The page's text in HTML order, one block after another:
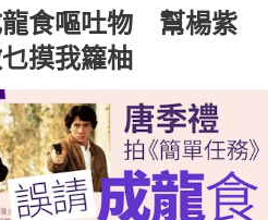
龍食嘔吐物 幫楊紫
摸我籮柚